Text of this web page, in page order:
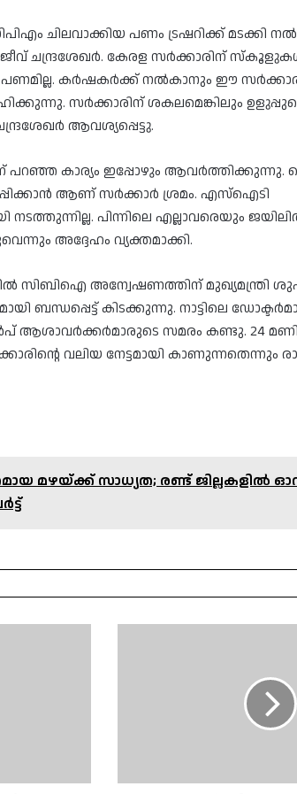
ചിലവാക്കിയ പണം ട്രഷറിക്ക് മടക്കി
ചന്ദ്രശേഖർ. കേരള സർക്കാരിന്
പണമില്ല. കർഷകർക്ക് നൽകാനും ഈ
സർക്കാരിന് ശകലമെങ്കിലും
ആവശ്യപ്പെട്ടു.
കാര്യം ഇപ്പോഴും ആവർത്തിക്കുന്നു.
ആണ് സർക്കാർ ശ്രമം. എസ്‌ഐടി
പിന്നിലെ എല്ലാവരെയും
അദ്ദേഹം വ്യക്തമാക്കി.
സിബിഐ അന്വേഷണത്തിന് മുഖ്യമന്ത്രി
കിടക്കുന്നു. നാട്ടിലെ
ആശാവർക്കർമാരുടെ സമരം കണ്ടു. 24
വലിയ നേട്ടമായി കാണുന്നതെന്നും
മഴയ്ക്ക് സാധ്യത; രണ്ട് ജില്ലകളിൽ